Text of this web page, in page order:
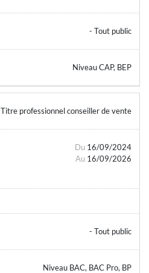
- Tout public
Niveau CAP, BEP
Titre professionnel conseiller de vente
Du 16/09/2024
Au 16/09/2026
- Tout public
Niveau BAC, BAC Pro, BP